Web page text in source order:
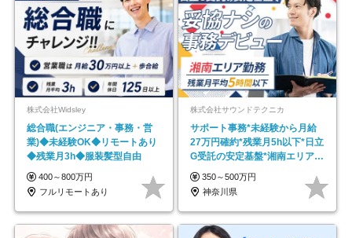
株式会社Widsley
総合職(エンジニア・事務・営
業)◆未経験OK◆リモートあり
◆残業月3h◆服装髪型自由
400～800万円
フルリモートあり
株式会社サウンドテクニカ
サポート事務*未経験から月給
27万円確約*残業月5h以下*日立
G受託の安定基盤*湘南エリア勤
務
350～500万円
神奈川県